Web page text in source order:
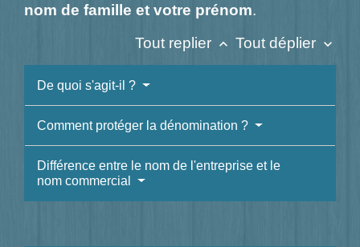
nom de famille et votre prénom.
Tout replier keyboard_arrow_up Tout déplier keyboard_arrow_down
De quoi s'agit-il ?
Comment protéger la dénomination ?
Différence entre le nom de l'entreprise et le
nom commercial